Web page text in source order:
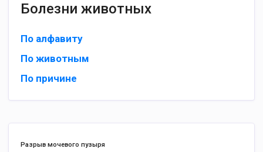
Болезни животных
По алфавиту
По животным
По причине
Разрыв мочевого пузыря